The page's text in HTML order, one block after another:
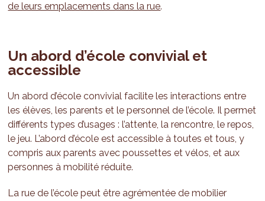
de leurs emplacements dans la rue.
Un abord d’école convivial et
accessible
Un abord d’école convivial facilite les interactions entre
les élèves, les parents et le personnel de l’école. Il permet
différents types d’usages : l’attente, la rencontre, le repos,
le jeu. L’abord d’école est accessible à toutes et tous, y
compris aux parents avec poussettes et vélos, et aux
personnes à mobilité réduite.
La rue de l’école peut être agrémentée de mobilier